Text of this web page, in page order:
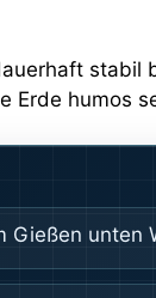
humos
Gießen unten